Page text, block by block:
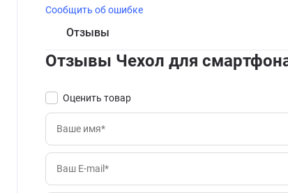
Сообщить об ошибке
Отзывы
Отзывы Чехол для
Оценить товар